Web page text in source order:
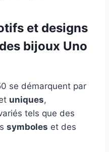
et designs
bijoux Uno
se démarquent par
uniques,
tels que des
symboles et des